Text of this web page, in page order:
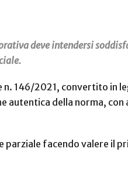
deve intendersi
n. 146/2021, convertito in
autentica della norma, con
parziale facendo valere il